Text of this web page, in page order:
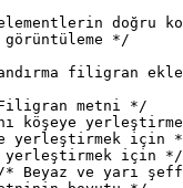
doğru
*/
filigran
metni */
köşeye
yerleştirmek için
için */
Beyaz ve yarı